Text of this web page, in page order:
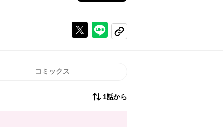
Xで投稿するラインでシェアする
コピーする
コミックス
1話から